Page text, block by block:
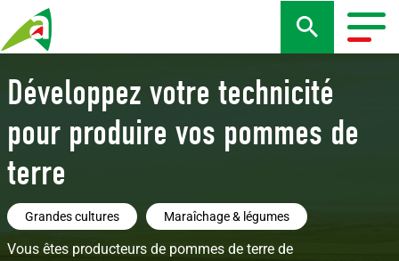
au
contenu
Développez votre technicité
pour produire vos pommes de
terre
Grandes cultures Maraîchage & légumes
Vous êtes producteurs de pommes de terre de